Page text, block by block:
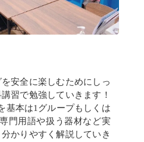
安全に楽しむためにしっ
習で勉強していきます！
基本は1グループもしくは
門用語や扱う器材など実
かりやすく解説していき